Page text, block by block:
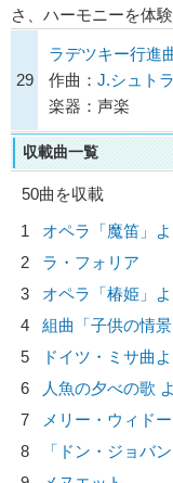
さ、ハーモニーを体
29
ラデツキー行進
作曲： J.シュト
楽器：声楽
収載曲一覧
50曲を収載
1
オペラ「魔笛」
2
ラ・フォリア
3
オペラ「椿姫」
4
組曲「子供の情
5
ドイツ・ミサ曲
6
人魚の夕べの歌
7
メリー・ウィド
8
「ドン・ジョバ